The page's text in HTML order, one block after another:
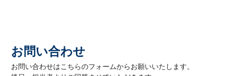
お問い合わせ
お問い合わせはこちらのフォームからお願いいたします。